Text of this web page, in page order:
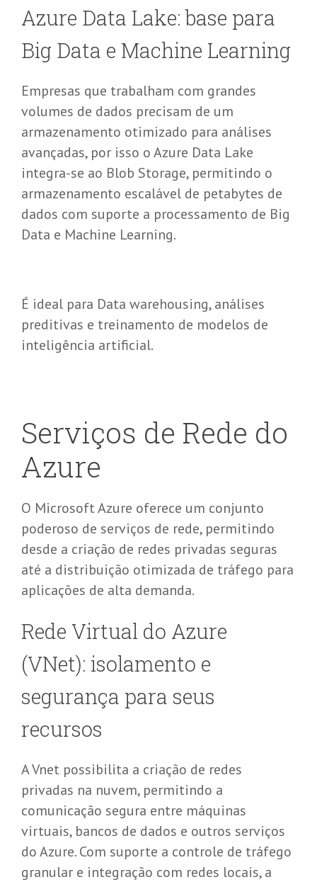
Azure Data Lake:base para
Big Data e Machine Learning
Empresas que trabalham com grandes
volumes de dados precisam de um
armazenamento otimizado para análises
avançadas, por isso o Azure Data Lake
integra-se ao Blob Storage, permitindo o
armazenamento escalável de petabytes de
dados com suporte a processamento de Big
Data e Machine Learning.
É ideal para Data warehousing, análises
preditivas e treinamento de modelos de
inteligência artificial.
Serviços de Rede do
Azure
O Microsoft Azure oferece um conjunto
poderoso de serviços de rede, permitindo
desde a criação de redes privadas seguras
até a distribuição otimizada de tráfego para
aplicações de alta demanda.
Rede Virtual do Azure
(VNet): isolamento e
segurança para seus
recursos
A Vnet possibilita a criação de redes
privadas na nuvem, permitindo a
comunicação segura entre máquinas
virtuais, bancos de dados e outros serviços
do Azure. Com suporte a controle de tráfego
granular e integração com redes locais, a